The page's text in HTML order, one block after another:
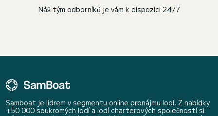
Náš tým odborníků je vám k dispozici 24/7
Samboat je lídrem v segmentu online pronájmu lodí. Z nabídky
+50 000 soukromých lodí a lodí charterových společností si